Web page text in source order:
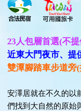
23人包層首選(不
近東大門夜市、提
雙潭腳踏車步道旁
安澤居就在不久的以
們找到大自然的原始